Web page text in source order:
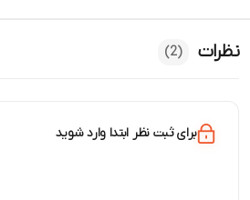
نظرات (2)
برای ثبت نظر ابتدا وارد شوید